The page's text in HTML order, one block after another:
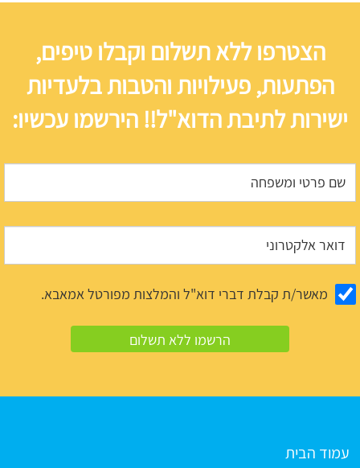
הצטרפו ללא תשלום וקבלו טיפים,
הפתעות, פעילויות והטבות בלעדיות
ישירות לתיבת הדוא"ל!! הירשמו עכשיו:
מאשר/ת קבלת דברי דוא"ל והמלצות מפורטל אמאבא.
עמוד הבית